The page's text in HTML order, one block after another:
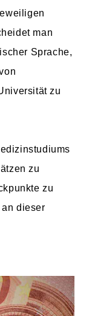
man
Sprache,
zu
zu
zu
dieser